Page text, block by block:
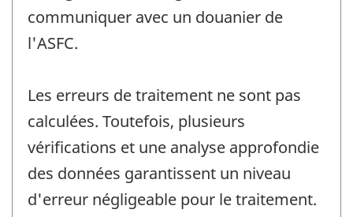
communiquer avec un douanier de
l'ASFC.
Les erreurs de traitement ne sont pas
calculées. Toutefois, plusieurs
vérifications et une analyse approfondie
des données garantissent un niveau
d'erreur négligeable pour le traitement.